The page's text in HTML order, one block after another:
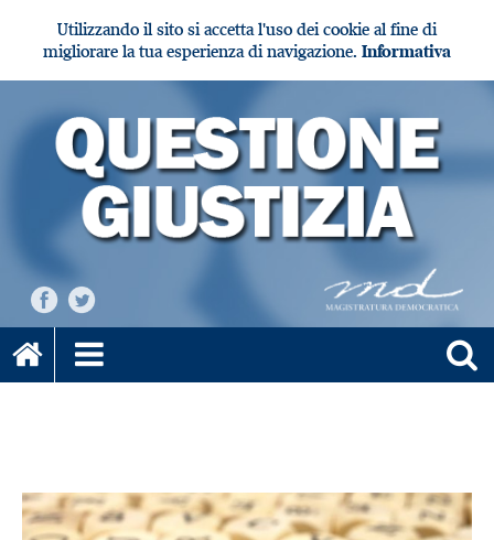
Utilizzando il sito si accetta l'uso dei cookie al fine di
migliorare la tua esperienza di navigazione. Informativa